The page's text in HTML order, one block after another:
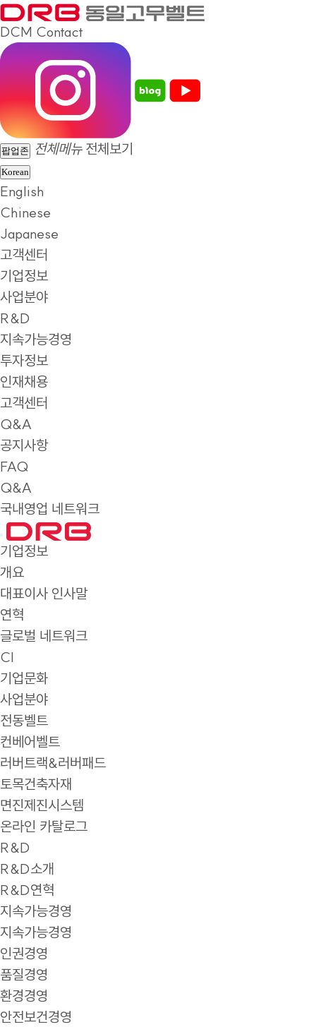
DCM Contact
팝업존 전체메뉴 전체보기
Korean
English
Chinese
Japanese
고객센터
기업정보
사업분야
R&D
지속가능경영
투자정보
인재채용
고객센터
Q&A
공지사항
FAQ
Q&A
국내영업 네트워크
기업정보
개요
대표이사 인사말
연혁
글로벌 네트워크
CI
기업문화
사업분야
전동벨트
컨베어벨트
러버트랙&러버패드
토목건축자재
면진제진시스템
온라인 카탈로그
R&D
R&D소개
R&D연혁
지속가능경영
지속가능경영
인권경영
품질경영
환경경영
안전보건경영